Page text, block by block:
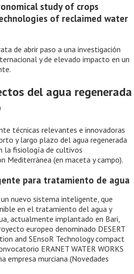
study of crops
of reclaimed water
de abrir paso a una investigación
y de elevado impacto en un
del agua regenerada
técnicas relevantes e innovadoras
y largo plazo del agua regenerada
la fisiología de cultivos
Mediterránea (en maceta y campo).
para tratamiento de agua
nuevo sistema inteligente, que
en el tratamiento del agua y
actualmente implantado en Bari,
europeo denominado DESERT
and SEnsoR Technology compact
ERANET WATER WORKS
empresa murciana (Novedades